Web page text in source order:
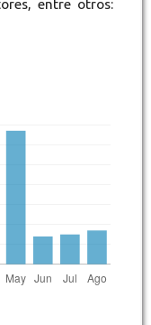
entre otros: